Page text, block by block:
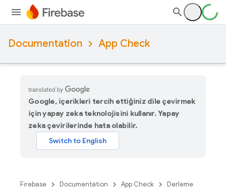
Documentation App Check
Google, içerikleri tercih ettiğiniz dile çevirmek
için yapay zeka teknolojisini kullanır. Yapay
zeka çevirilerinde hata olabilir.
Firebase Documentation App Check Derleme